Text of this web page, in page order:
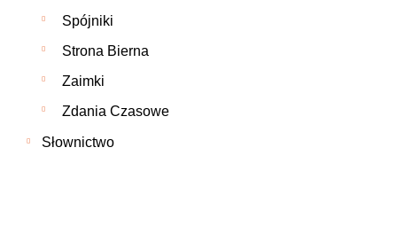
Spójniki
Strona Bierna
Zaimki
Zdania Czasowe
Słownictwo